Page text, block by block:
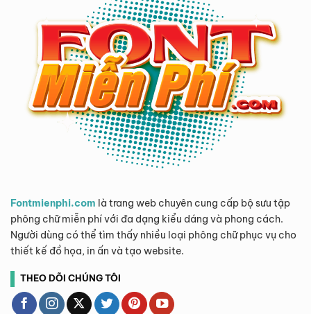
Fontmienphi.com là trang web chuyên cung cấp bộ sưu tập
phông chữ miễn phí với đa dạng kiểu dáng và phong cách.
Người dùng có thể tìm thấy nhiều loại phông chữ phục vụ cho
thiết kế đồ họa, in ấn và tạo website.
THEO DÕI CHÚNG TÔI